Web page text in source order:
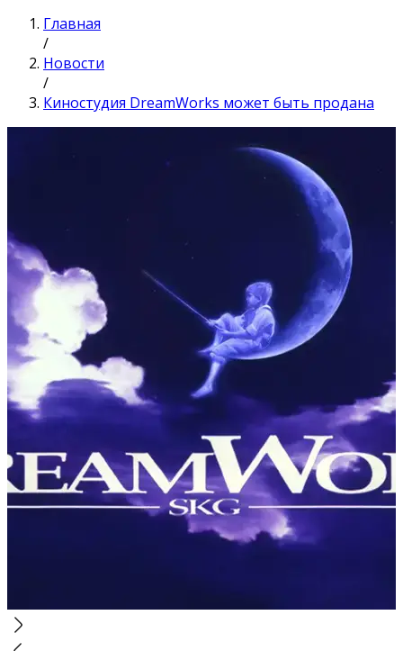
Главная
/
Новости
/
Киностудия DreamWorks может быть продана